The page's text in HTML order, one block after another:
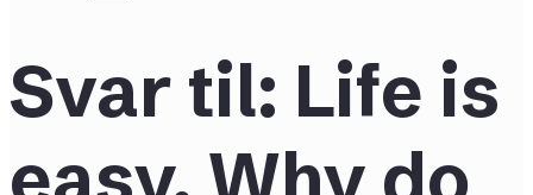
Svar til: Life is